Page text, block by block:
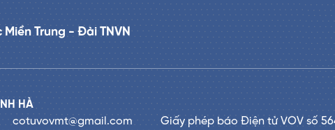
Trung - Đài TNVN
HÀ
cotuvovmt@gmail.com Giấy phép báo Điện tử VOV số